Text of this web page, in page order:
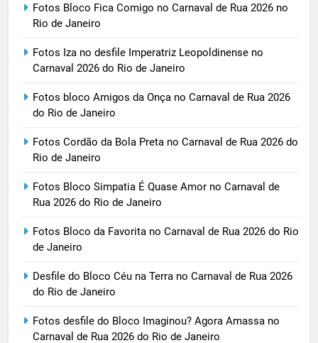
Fotos Bloco Fica Comigo no Carnaval de Rua 2026 no
Rio de Janeiro
Fotos Iza no desfile Imperatriz Leopoldinense no
Carnaval 2026 do Rio de Janeiro
Fotos bloco Amigos da Onça no Carnaval de Rua 2026
do Rio de Janeiro
Fotos Cordão da Bola Preta no Carnaval de Rua 2026 do
Rio de Janeiro
Fotos Bloco Simpatia É Quase Amor no Carnaval de
Rua 2026 do Rio de Janeiro
Fotos Bloco da Favorita no Carnaval de Rua 2026 do Rio
de Janeiro
Desfile do Bloco Céu na Terra no Carnaval de Rua 2026
do Rio de Janeiro
Fotos desfile do Bloco Imaginou? Agora Amassa no
Carnaval de Rua 2026 do Rio de Janeiro